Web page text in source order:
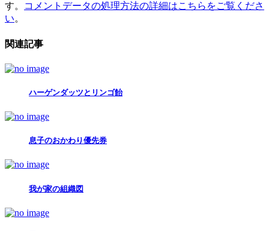
す。
コメントデータの処理方法の詳細はこちらをご覧くださ
い。
関連記事
ハーゲンダッツとリンゴ飴
息子のおかわり優先券
我が家の組織図